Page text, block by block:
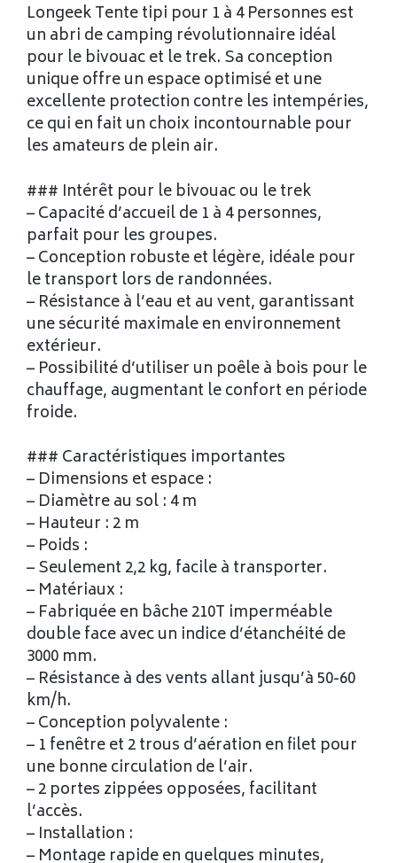
Longeek Tente tipi pour 1 à 4 Personnes est
un abri de camping révolutionnaire idéal
pour le bivouac et le trek. Sa conception
unique offre un espace optimisé et une
excellente protection contre les intempéries,
ce qui en fait un choix incontournable pour
les amateurs de plein air.
### Intérêt pour le bivouac ou le trek
– Capacité d’accueil de 1 à 4 personnes,
parfait pour les groupes.
– Conception robuste et légère, idéale pour
le transport lors de randonnées.
– Résistance à l’eau et au vent, garantissant
une sécurité maximale en environnement
extérieur.
– Possibilité d’utiliser un poêle à bois pour le
chauffage, augmentant le confort en période
froide.
### Caractéristiques importantes
– Dimensions et espace :
– Diamètre au sol : 4 m
– Hauteur : 2 m
– Poids :
– Seulement 2,2 kg, facile à transporter.
– Matériaux :
– Fabriquée en bâche 210T imperméable
double face avec un indice d’étanchéité de
3000 mm.
– Résistance à des vents allant jusqu’à 50-60
km/h.
– Conception polyvalente :
– 1 fenêtre et 2 trous d’aération en filet pour
une bonne circulation de l’air.
– 2 portes zippées opposées, facilitant
l’accès.
– Installation :
– Montage rapide en quelques minutes,